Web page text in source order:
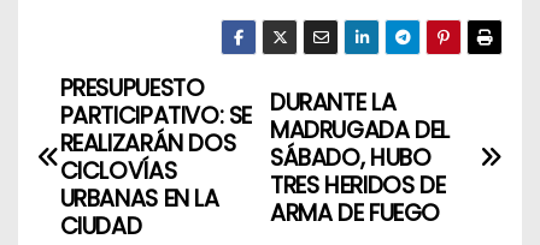
N
a
DURANTE LA
MADRUGADA DEL
SÁBADO, HUBO
TRES HERIDOS DE
ARMA DE FUEGO
PRESUPUESTO
PARTICIPATIVO: SE
REALIZARÁN DOS
CICLOVÍAS
URBANAS EN LA
CIUDAD